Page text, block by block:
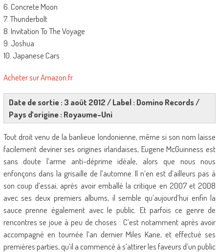
6. Concrete Moon
7. Thunderbolt
8. Invitation To The Voyage
9. Joshua
10. Japanese Cars
Acheter sur Amazon.fr
Date de sortie : 3 août 2012 / Label : Domino Records/
Pays d’origine : Royaume-Uni
Tout droit venu de la banlieue londonienne, même si son nom laisse
facilement deviner ses origines irlandaises, Eugene McGuinness est
sans doute l’arme anti-déprime idéale, alors que nous nous
enfonçons dans la grisaille de l’automne. Il n’en est d’ailleurs pas à
son coup d’essai, après avoir emballé la critique en 2007 et 2008
avec ses deux premiers albums, il semble qu’aujourd’hui enfin la
sauce prenne également avec le public. Et parfois ce genre de
rencontres se joue à peu de choses : C’est notamment après avoir
accompagné en tournée l’an dernier Miles Kane, et effectué ses
premières parties, qu’il a commencé à s’attirer les faveurs d’un public